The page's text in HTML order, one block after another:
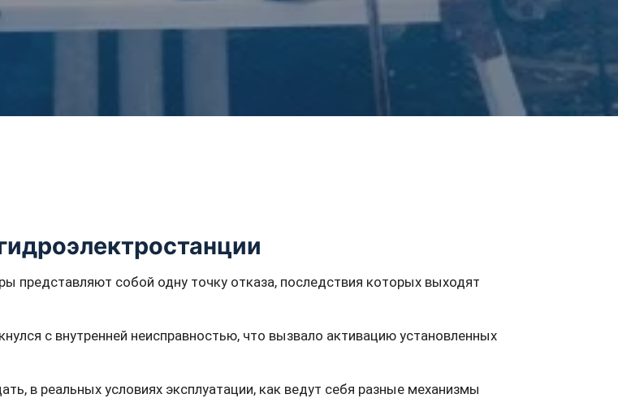
представляют собой одну точку отказа, последствия которых выходят
с внутренней неисправностью, что вызвало активацию установленных
в реальных условиях эксплуатации, как ведут себя разные механизмы